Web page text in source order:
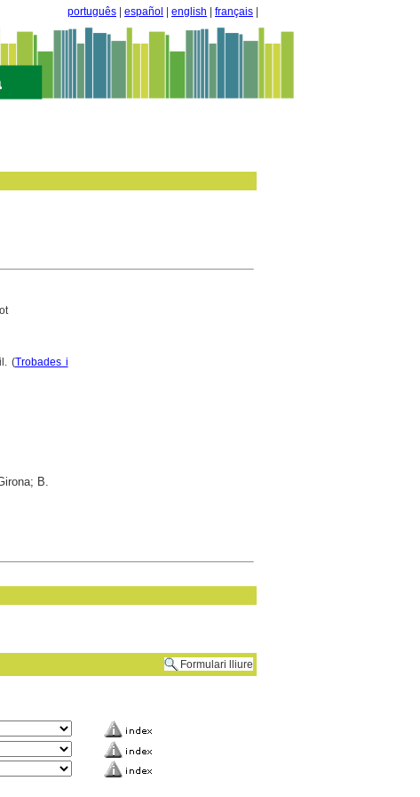
português español english français
(Trobades i
B.
Formulari lliure